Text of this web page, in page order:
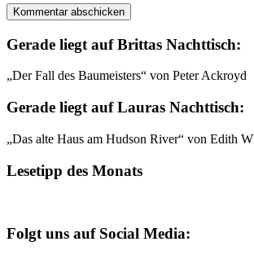
Gerade liegt auf Brittas Nachttisch:
„Der Fall des Baumeisters“ von Peter Ackroyd
Gerade liegt auf Lauras Nachttisch:
„Das alte Haus am Hudson River“ von Edith
Lesetipp des Monats
Folgt uns auf Social Media: